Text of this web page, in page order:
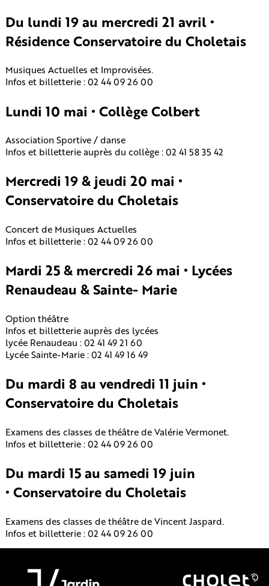
Du lundi 19 au mercredi 21 avril •
Résidence Conservatoire du Choletais
Musiques Actuelles et Improvisées.
Infos et billetterie : 02 44 09 26 00
Lundi 10 mai • Collège Colbert
Association Sportive / danse
Infos et billetterie auprès du collège : 02 41 58 35 42
Mercredi 19 & jeudi 20 mai •
Conservatoire du Choletais
Concert de Musiques Actuelles
Infos et billetterie : 02 44 09 26 00
Mardi 25 & mercredi 26 mai • Lycées
Renaudeau & Sainte- Marie
Option théâtre
Infos et billetterie auprès des lycées
lycée Renaudeau : 02 41 49 21 60
Lycée Sainte-Marie : 02 41 49 16 49
Du mardi 8 au vendredi 11 juin •
Conservatoire du Choletais
Examens des classes de théâtre de Valérie Vermonet.
Infos et billetterie : 02 44 09 26 00
Du mardi 15 au samedi 19 juin
• Conservatoire du Choletais
Examens des classes de théâtre de Vincent Jaspard.
Infos et billetterie : 02 44 09 26 00